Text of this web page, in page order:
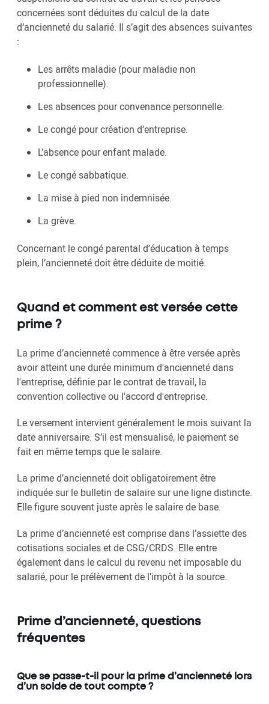
concernées sont déduites du calcul de la date
d’ancienneté du salarié. Il s’agit des absences suivantes
:
Les arrêts maladie (pour maladie non
professionnelle).
Les absences pour convenance personnelle.
Le congé pour création d’entreprise.
L’absence pour enfant malade.
Le congé sabbatique.
La mise à pied non indemnisée.
La grève.
Concernant le congé parental d’éducation à temps
plein, l’ancienneté doit être déduite de moitié.
Quand et comment est versée cette
prime ?
La prime d’ancienneté commence à être versée après
avoir atteint une durée minimum d'ancienneté dans
l'entreprise, définie par le contrat de travail, la
convention collective ou l'accord d'entreprise.
Le versement intervient généralement le mois suivant la
date anniversaire. S’il est mensualisé, le paiement se
fait en même temps que le salaire.
La prime d’ancienneté doit obligatoirement être
indiquée sur le bulletin de salaire sur une ligne distincte.
Elle figure souvent juste après le salaire de base.
La prime d’ancienneté est comprise dans l’assiette des
cotisations sociales et de CSG/CRDS. Elle entre
également dans le calcul du revenu net imposable du
salarié, pour le prélèvement de l’impôt à la source.
Prime d’ancienneté, questions
fréquentes
Que se passe-t-il pour la prime d’ancienneté lors
d’un solde de tout compte ?